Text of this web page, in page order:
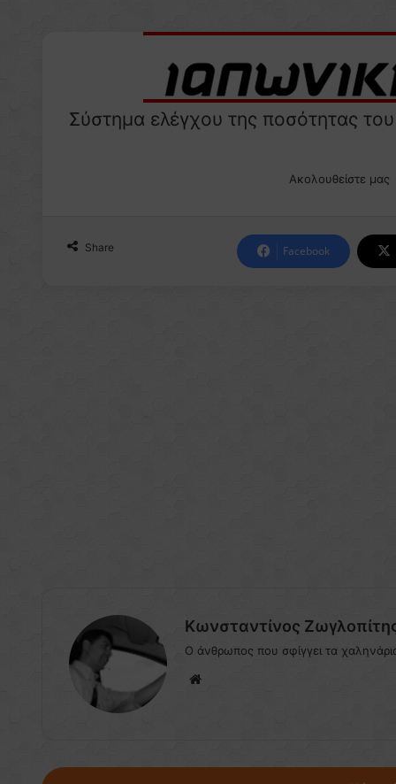
Σύστημα ελέγχου της ποσότητας
Ακολουθείστε μας
Share Facebook
Κωνσταντίνος
Ο άνθρωπος που σφίγγει τα